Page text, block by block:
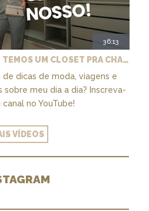
36:13
EP. 6: A SAGA DA CASA - TEMOS UM CLOSET PRA CHAMAR DE NOSSO + MARCENARIA E PAISAGISMO
dicas de moda, viagens e
meu dia a dia? Inscreva-
no YouTube!
VÍDEOS